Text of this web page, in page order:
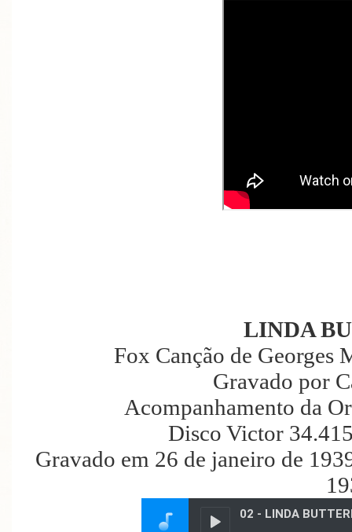
LINDA
Fox Canção de Georges
Gravado por
Acompanhamento da
Disco Victor
Gravado em 26 de janeiro de